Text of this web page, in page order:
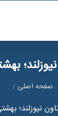
صفحه اصلی
نیوزلند؛